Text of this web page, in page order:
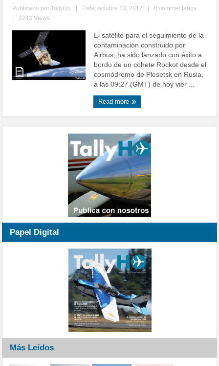
Publicado porTallyHo Date: octubre 13, 2017
0 commentarios
2243 Views
El satélite para el seguimiento de la
contaminación construido por
Airbus, ha sido lanzado con éxito a
bordo de un cohete Rockot desde el
cosmódromo de Plesetsk en Rusia,
a las 09:27 (GMT) de hoy vier ...
Read more
Papel Digital
Más Leídos